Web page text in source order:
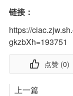
链接：
https://
gkzbXh=193751
点赞 (0)
上一篇